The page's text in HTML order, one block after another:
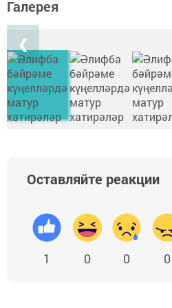
Галерея
❮
Оставляйте реакции
1 0 0 0